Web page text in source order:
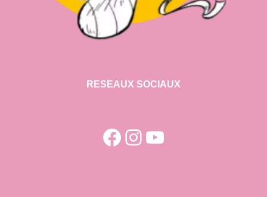
RESEAUX SOCIAUX
Facebook
Instagram
YouTube